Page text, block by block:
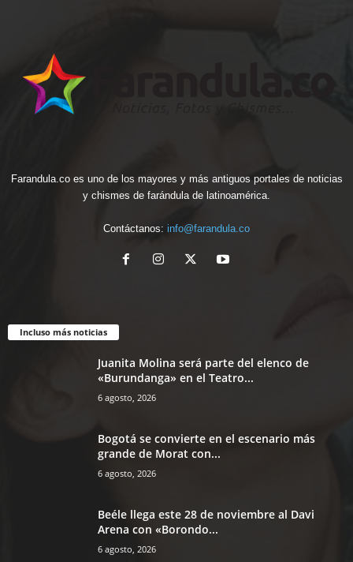
Farandula.co es uno de los mayores y más antiguos portales de noticias
y chismes de farándula de latinoamérica.
Contáctanos: info@farandula.co
Incluso más noticias
Juanita Molina será parte del elenco de
«Burundanga» en el Teatro...
6 agosto, 2026
Bogotá se convierte en el escenario más
grande de Morat con...
6 agosto, 2026
Beéle llega este 28 de noviembre al Davi
Arena con «Borondo...
6 agosto, 2026